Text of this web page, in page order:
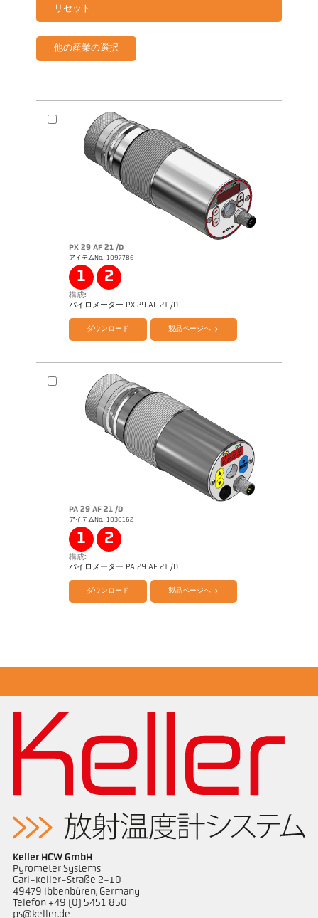
リセット
他の産業の選択
PX 29 AF 21 /D
アイテムNo.: 1097786
1 2
構成:
パイロメーター PX 29 AF 21 /D
カタログ CellaTemp PX
ダウンロード 製品ページへ
PA 29 AF 21 /D
アイテムNo.: 1030162
1 2
構成:
パイロメーター PA 29 AF 21 /D
カタログ CellaTemp PA
アプリケーションレポート Semiconductor
industry
ダウンロード 製品ページへ
Keller HCW GmbH
Pyrometer Systems
Carl-Keller-Straße 2-10
49479 Ibbenbüren, Germany
Telefon +49 (0) 5451 850
ps@keller.de